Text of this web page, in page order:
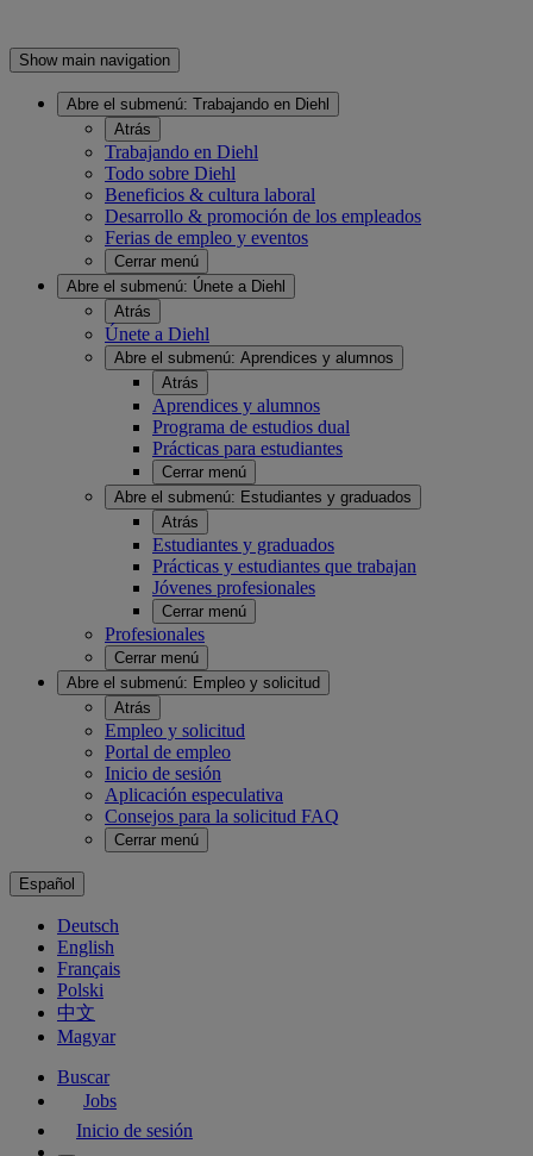
Show main navigation
Abre el submenú: Trabajando en Diehl
Atrás
Trabajando en Diehl
Todo sobre Diehl
Beneficios & cultura laboral
Desarrollo & promoción de los empleados
Ferias de empleo y eventos
Cerrar menú
Abre el submenú: Únete a Diehl
Atrás
Únete a Diehl
Abre el submenú: Aprendices y alumnos
Atrás
Aprendices y alumnos
Programa de estudios dual
Prácticas para estudiantes
Cerrar menú
Abre el submenú: Estudiantes y graduados
Atrás
Estudiantes y graduados
Prácticas y estudiantes que trabajan
Jóvenes profesionales
Cerrar menú
Profesionales
Cerrar menú
Abre el submenú: Empleo y solicitud
Atrás
Empleo y solicitud
Portal de empleo
Inicio de sesión
Aplicación especulativa
Consejos para la solicitud FAQ
Cerrar menú
Español
Deutsch
English
Français
Polski
中文
Magyar
Buscar
Jobs
Inicio de sesión